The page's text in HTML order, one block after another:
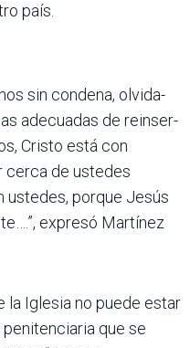
país.
sin condena, olvida­
adecuadas de reinser­
Cristo está con
cerca de ustedes
ustedes, porque Jesús
expresó Martí­nez
la Iglesia no puede estar
que se